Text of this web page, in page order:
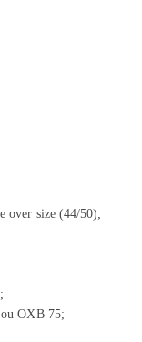
over size (44/50);
OXB 75;